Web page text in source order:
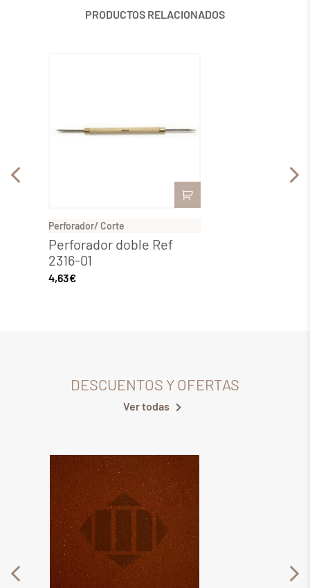
PRODUCTOS RELACIONADOS
Perforador/ Corte
Perforador doble Ref
2316-01
4,63€
DESCUENTOS Y OFERTAS
Ver todas